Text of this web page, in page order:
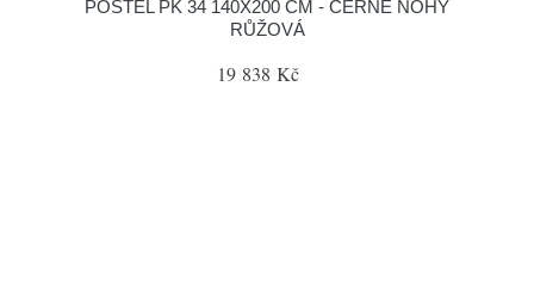
POSTEL PK 34 140X200 CM - ČERNÉ NOHY
RŮŽOVÁ
19 838 Kč